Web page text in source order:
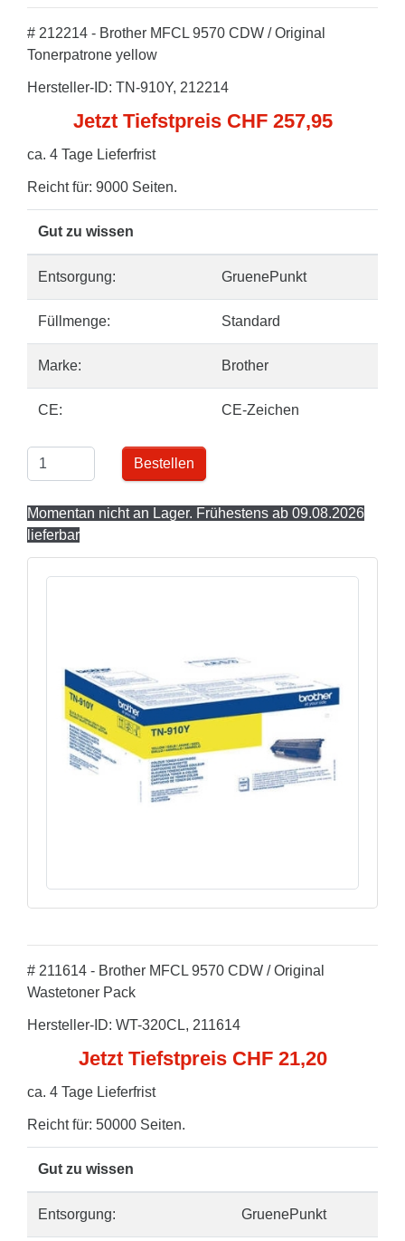
# 212214 - Brother MFCL 9570 CDW / Original
Tonerpatrone yellow
Hersteller-ID: TN-910Y, 212214
Jetzt Tiefstpreis CHF 257,95
ca. 4 Tage Lieferfrist
Reicht für: 9000 Seiten.
Gut zu wissen
Entsorgung: GruenePunkt
Füllmenge: Standard
Marke: Brother
CE: CE-Zeichen
Bestellen
Momentan nicht an Lager. Frühestens ab 09.08.2026
lieferbar
# 211614 - Brother MFCL 9570 CDW / Original
Wastetoner Pack
Hersteller-ID: WT-320CL, 211614
Jetzt Tiefstpreis CHF 21,20
ca. 4 Tage Lieferfrist
Reicht für: 50000 Seiten.
Gut zu wissen
Entsorgung: GruenePunkt